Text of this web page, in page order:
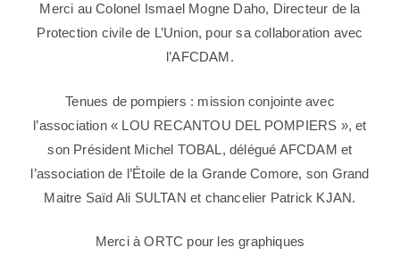
Merci au Colonel Ismael Mogne Daho, Directeur de la
Protection civile de L’Union, pour sa collaboration avec
l’AFCDAM.
Tenues de pompiers : mission conjointe avec
l’association « LOU RECANTOU DEL POMPIERS », et
son Président Michel TOBAL, délégué AFCDAM et
l’association de l’Étoile de la Grande Comore, son Grand
Maitre Saïd Ali SULTAN et chancelier Patrick KJAN.
Merci à ORTC pour les graphiques